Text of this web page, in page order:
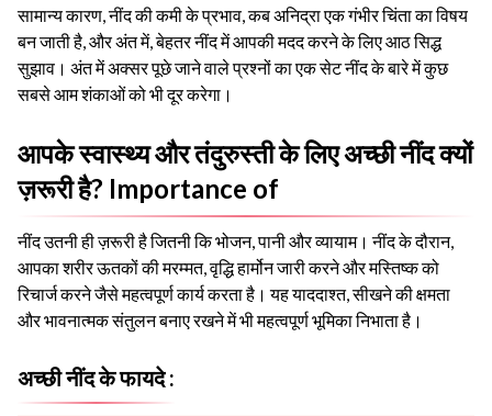
सामान्य कारण, नींद की कमी के प्रभाव, कब अनिद्रा एक गंभीर चिंता का विषय
बन जाती है, और अंत में, बेहतर नींद में आपकी मदद करने के लिए आठ सिद्ध
सुझाव। अंत में अक्सर पूछे जाने वाले प्रश्नों का एक सेट नींद के बारे में कुछ
सबसे आम शंकाओं को भी दूर करेगा।
आपके स्वास्थ्य और तंदुरुस्ती के लिए अच्छी नींद क्यों
ज़रूरी है? Importance of
नींद उतनी ही ज़रूरी है जितनी कि भोजन, पानी और व्यायाम। नींद के दौरान,
आपका शरीर ऊतकों की मरम्मत, वृद्धि हार्मोन जारी करने और मस्तिष्क को
रिचार्ज करने जैसे महत्वपूर्ण कार्य करता है। यह याददाश्त, सीखने की क्षमता
और भावनात्मक संतुलन बनाए रखने में भी महत्वपूर्ण भूमिका निभाता है।
अच्छी नींद के फायदे :